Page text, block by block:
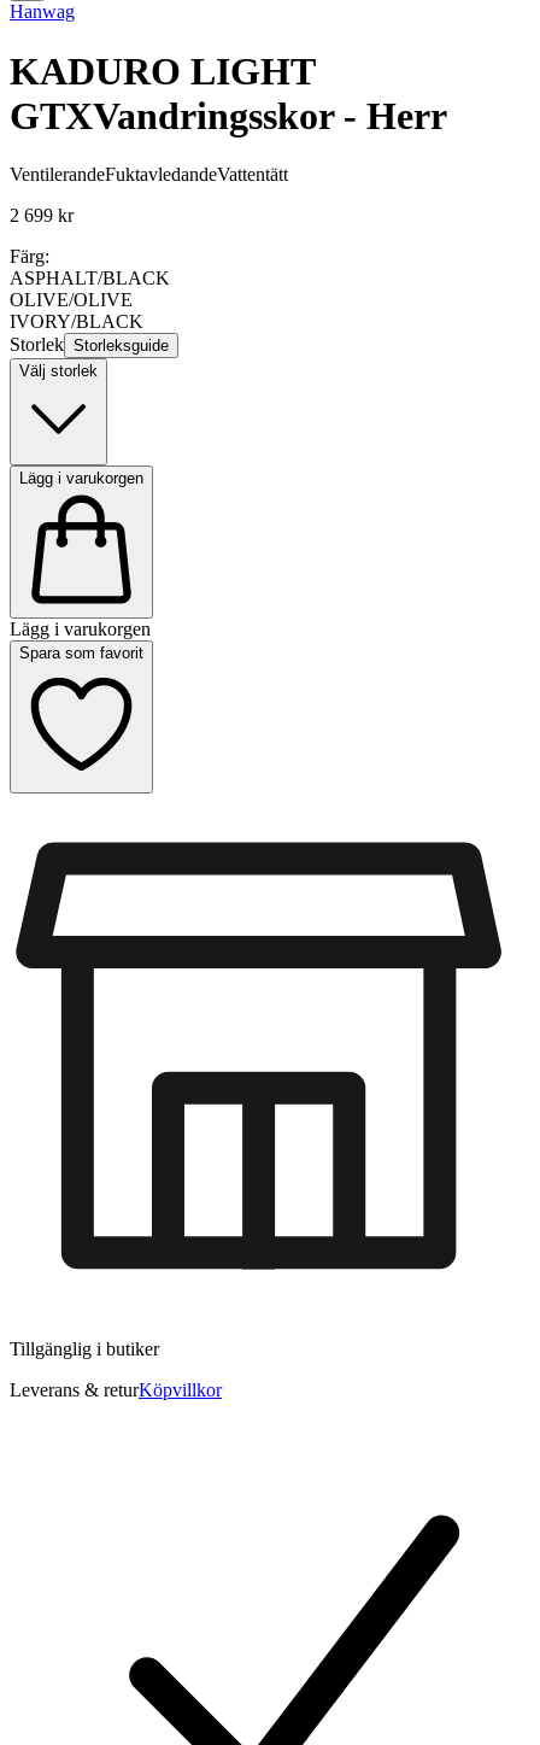
Hanwag
KADURO LIGHT
GTXVandringsskor - Herr
VentilerandeFuktavledandeVattentätt
2 699 kr
Färg:
ASPHALT/BLACK
OLIVE/OLIVE
IVORY/BLACK
Storlek Storleksguide
Välj storlek
Lägg i varukorgen
Lägg i varukorgen
Spara som favorit
Tillgänglig i butiker
Leverans & returKöpvillkor